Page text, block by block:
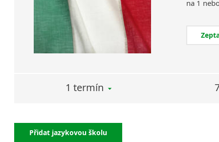
1 termín
Přidat jazykovou školu